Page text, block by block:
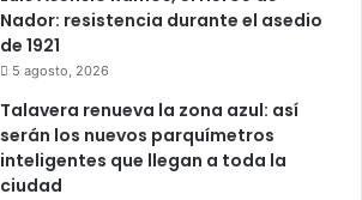
Nador: resistencia durante el asedio
de 1921
5 agosto, 2026
Talavera renueva la zona azul: así
serán los nuevos parquímetros
inteligentes que llegan a toda la
ciudad